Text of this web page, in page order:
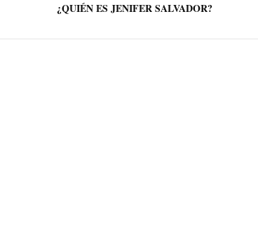
¿QUIÉN ES JENIFER SALVADOR?